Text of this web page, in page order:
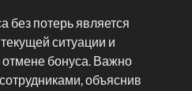
потерь является
ситуации и
бонуса. Важно
объяснив